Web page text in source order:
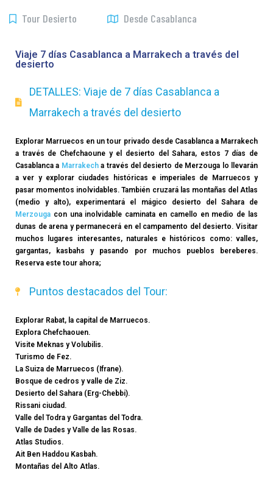
Tour Desierto Desde Casablanca
Viaje 7 días Casablanca a Marrakech a través del
desierto
DETALLES: Viaje de 7 días Casablanca a
Marrakech a través del desierto
Explorar Marruecos en un tour privado desde Casablanca a Marrakech
a través de Chefchaoune y el desierto del Sahara, estos 7 días de
Casablanca a Marrakecha través del desierto de Merzouga lo llevarán
a ver y explorar ciudades históricas e imperiales de Marruecos y
pasar momentos inolvidables. También cruzará las montañas del Atlas
(medio y alto), experimentará el mágico desierto del Sahara de
Merzouga con una inolvidable caminata en camello en medio de las
dunas de arena y permanecerá en el campamento del desierto. Visitar
muchos lugares interesantes, naturales e históricos como: valles,
gargantas, kasbahs y pasando por muchos pueblos bereberes.
Reserva este tour ahora;
Puntos destacados del Tour:
Explorar Rabat, la capital de Marruecos.
Explora Chefchaouen.
Visite Meknas y Volubilis.
Turismo de Fez.
La Suiza de Marruecos (Ifrane).
Bosque de cedros y valle de Ziz.
Desierto del Sahara (Erg-Chebbi).
Rissani ciudad.
Valle del Todra y Gargantas del Todra.
Valle de Dades y Valle de las Rosas.
Atlas Studios.
Ait Ben Haddou Kasbah.
Montañas del Alto Atlas.